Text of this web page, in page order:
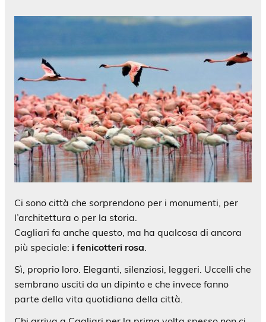
Ci sono città che sorprendono per i monumenti, per
l’architettura o per la storia.
Cagliari fa anche questo, ma ha qualcosa di ancora
più speciale: i fenicotteri rosa
Sì, proprio loro. Eleganti, silenziosi, leggeri. Uccelli che
sembrano usciti da un dipinto e che invece fanno
parte della vita quotidiana della città.